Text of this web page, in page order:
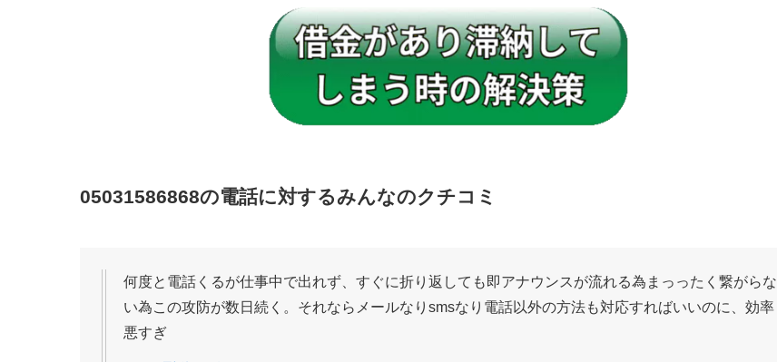
05031586868の電話に対するみんなのクチコミ
何度と電話くるが仕事中で出れず、すぐに折り返しても即アナウンスが流れる為まっったく繋がらな
い為この攻防が数日続く。それならメールなりsmsなり電話以外の方法も対応すればいいのに、効率
悪すぎ